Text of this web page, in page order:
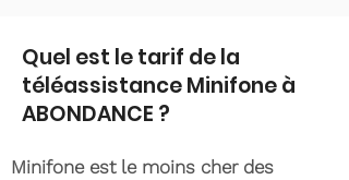
Quel est le tarif de la
téléassistance Minifone à
ABONDANCE ?
Minifone est le moins cher des